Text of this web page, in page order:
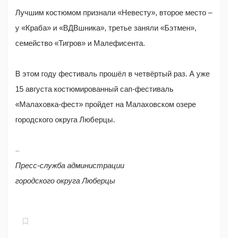
Лучшим костюмом признали «Невесту», второе место –
у «Краба» и «ВДВшника», третье заняли «Бэтмен»,
семейство «Тигров» и Малефисента.
В этом году фестиваль прошёл в четвёртый раз. А уже
15 августа костюмированный сап-фестиваль
«Малаховка-фест» пройдет на Малаховском озере
городского округа Люберцы.
--
Пресс-служба администрации
городского округа Люберцы